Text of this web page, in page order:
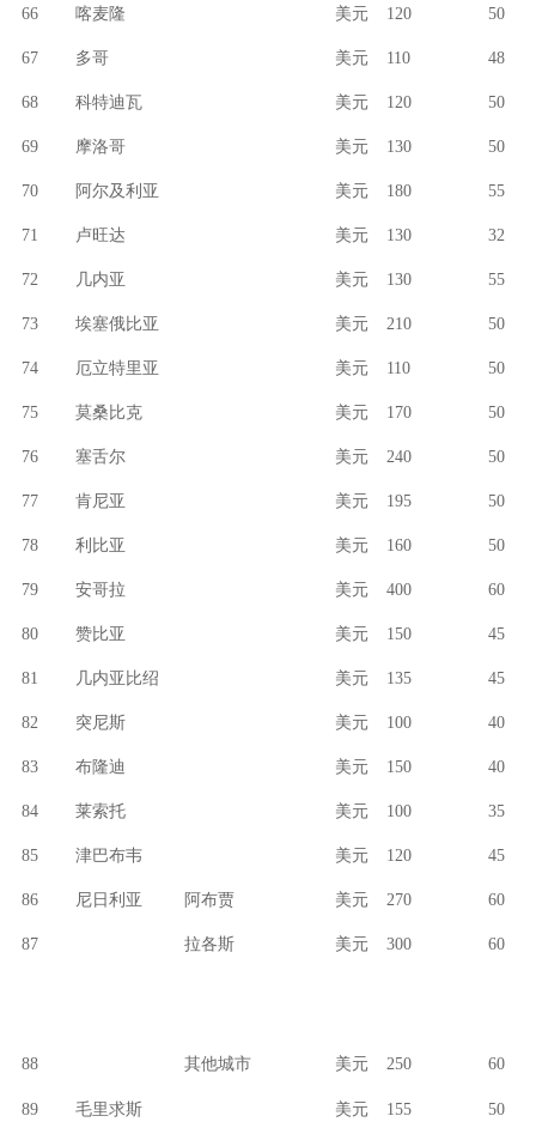
66 喀麦隆 美元 120 50
67 多哥 美元 110 48
68 科特迪瓦 美元 120 50
69 摩洛哥 美元 130 50
70 阿尔及利亚 美元 180 55
71 卢旺达 美元 130 32
72 几内亚 美元 130 55
73 埃塞俄比亚 美元 210 50
74 厄立特里亚 美元 110 50
75 莫桑比克 美元 170 50
76 塞舌尔 美元 240 50
77 肯尼亚 美元 195 50
78 利比亚 美元 160 50
79 安哥拉 美元 400 60
80 赞比亚 美元 150 45
81 几内亚比绍 美元 135 45
82 突尼斯 美元 100 40
83 布隆迪 美元 150 40
84 莱索托 美元 100 35
85 津巴布韦 美元 120 45
86 尼日利亚 阿布贾 美元 270 60
87 拉各斯 美元 300 60
88 其他城市 美元 250 60
89 毛里求斯 美元 155 50